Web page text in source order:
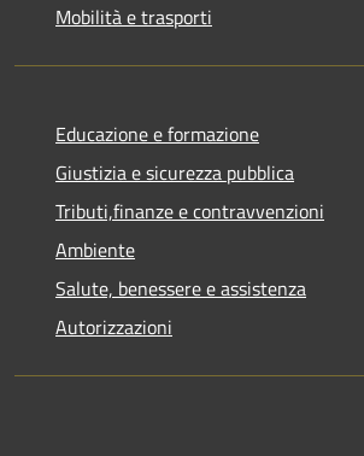
Mobilità e trasporti
Educazione e formazione
Giustizia e sicurezza pubblica
Tributi,finanze e contravvenzioni
Ambiente
Salute, benessere e assistenza
Autorizzazioni